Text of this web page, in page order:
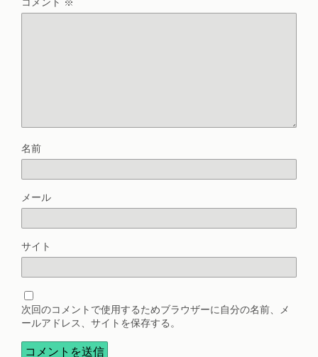
名前
メール
サイト
次回のコメントで使用するためブラウザーに自分の名前、メ
ールアドレス、サイトを保存する。